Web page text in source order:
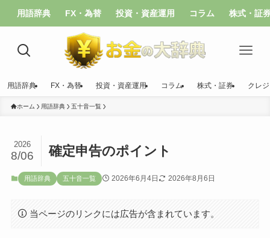
用語辞典 FX・為替 投資・資産運用 コラム 株式・証
用語辞典 FX・為替 投資・資産運用 コラム 株式・証券 クレ
ホーム 用語辞典 五十音一覧
確定申告のポイント
2026
8/06
用語辞典 五十音一覧 2026年6月4日 2026年8月6日
当ページのリンクには広告が含まれています。